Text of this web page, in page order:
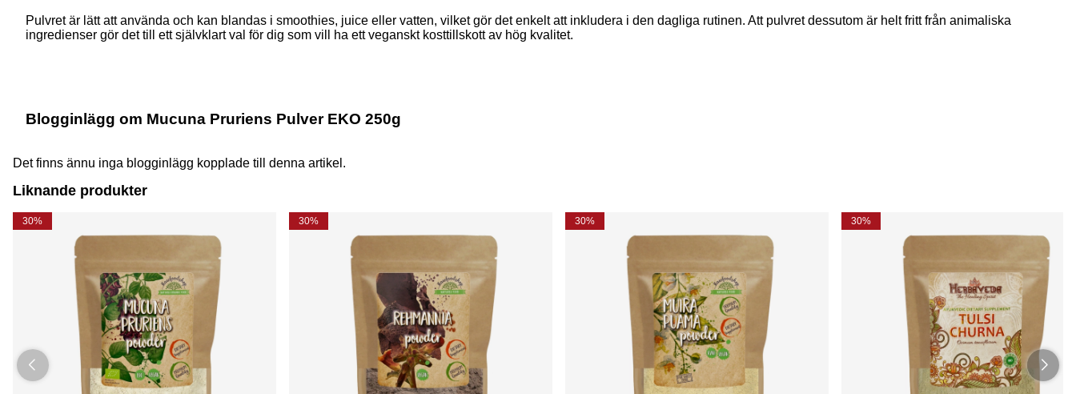
Pulvret är lätt att använda och kan blandas i smoothies, juice eller vatten, vilket gör det enkelt att inkludera i den dagliga rutinen. Att pulvret dessutom är helt fritt från animaliska
ingredienser gör det till ett självklart val för dig som vill ha ett veganskt kosttillskott av hög kvalitet.
Blogginlägg om Mucuna Pruriens Pulver EKO 250g
Det finns ännu inga blogginlägg kopplade till denna artikel.
Liknande produkter
30% 30% 30% 30%